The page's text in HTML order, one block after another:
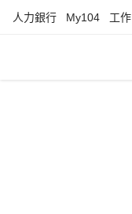
人力銀行 My104 工作